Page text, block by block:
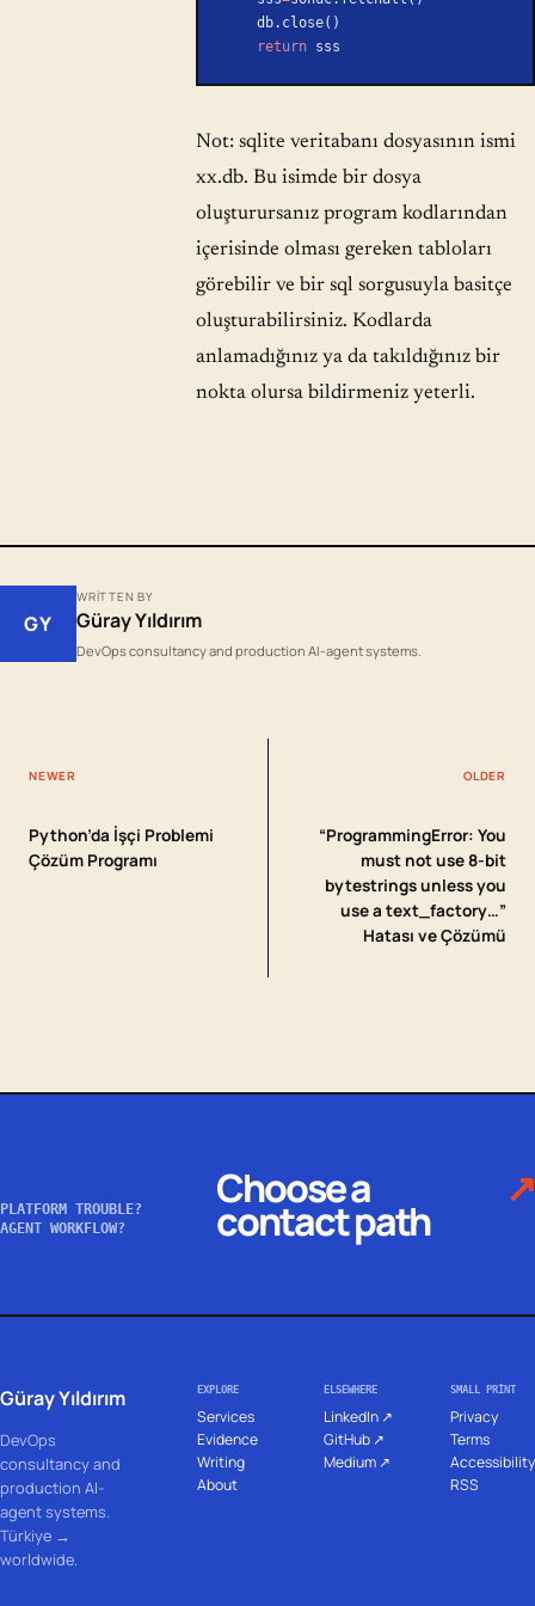
    db.close()
    return
sss
Not: sqlite veritabanı dosyasının ismi
xx.db. Bu isimde bir dosya
oluşturursanız program kodlarından
içerisinde olması gereken tabloları
görebilir ve bir sql sorgusuyla basitçe
oluşturabilirsiniz. Kodlarda
anlamadığınız ya da takıldığınız bir
nokta olursa bildirmeniz yeterli.
GY
WRITTEN BY
Güray Yıldırım
DevOps consultancy and production AI-agent systems.
NEWER
Python’da İşçi Problemi
Çözüm Programı
OLDER
“ProgrammingError: You
must not use 8-bit
bytestrings unless you
use a text_factory…”
Hatası ve Çözümü
PLATFORM TROUBLE?
AGENT WORKFLOW?
Choose a
contact path
↗
Güray Yıldırım
DevOps
consultancy and
production AI-
agent systems.
Türkiye →
worldwide.
EXPLORE
Services
Evidence
Writing
About
ELSEWHERE
LinkedIn ↗
GitHub ↗
Medium ↗
SMALL PRINT
Privacy
Terms
Accessibility
RSS